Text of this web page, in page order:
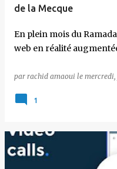
de la Mecque
En plein mois du
web en réalité
par rachid amaoui le mercredi,
1